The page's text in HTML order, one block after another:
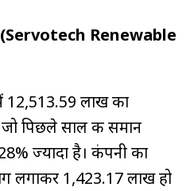
(Servotech Renewable
लाख का
पिछले साल की समान
ज्यादा है। कंपनी का
लगाकर ₹1,423.17 लाख हो